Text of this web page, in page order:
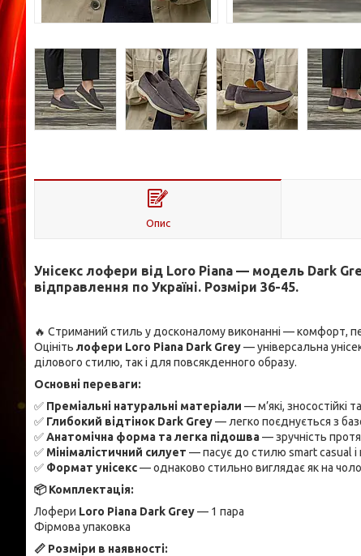
Опис
Унісекс лофери від Loro Piana — модель Dark
відправлення по Україні. Розміри 36-45.
🔥 Стриманий стиль у досконалому виконанні — комфорт,
Оцініть лофери Loro Piana Dark Grey— універсальна
ділового стилю, так і для повсякденного образу.
Основні переваги:
✅ Преміальні натуральні матеріали — м’які, зносостійкі
✅ Глибокий відтінок Dark Grey— легко поєднується з
✅Анатомічна форма та легка підошва— зручність
✅ Мінімалістичний силует — пасує до стилю smart casual і
✅ Формат унісекс— однаково стильно виглядає як на
📦 Комплектація:
Лофери Loro Piana Dark Grey— 1 пара
Фірмова упаковка
📏 Розміри в наявності: